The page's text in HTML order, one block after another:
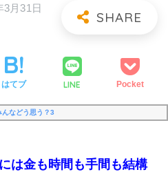
3月31日
はてブ LINE Pocket
などう思う？3
は金も時間も手間も結構